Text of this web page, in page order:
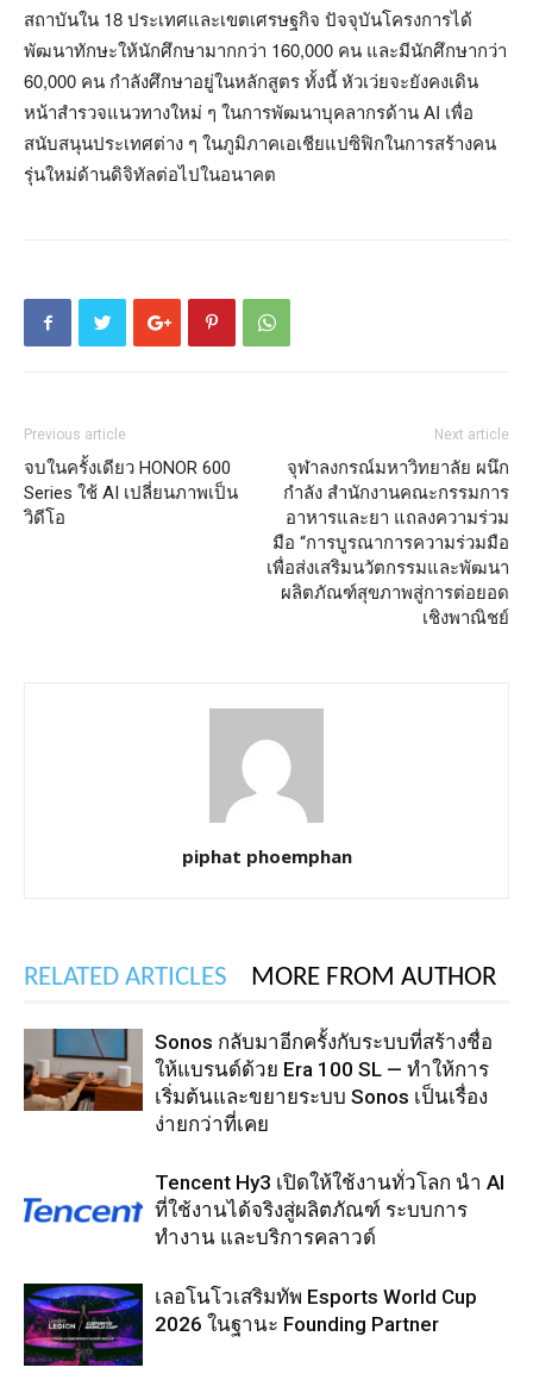
สถาบันใน 18 ประเทศและเขตเศรษฐกิจ ปัจจุบันโครงการได้
พัฒนาทักษะให้นักศึกษามากกว่า 160,000 คน และมีนักศึกษากว่า
60,000 คน กำลังศึกษาอยู่ในหลักสูตร ทั้งนี้ หัวเว่ยจะยังคงเดิน
หน้าสำรวจแนวทางใหม่ ๆ ในการพัฒนาบุคลากรด้าน AI เพื่อ
สนับสนุนประเทศต่าง ๆ ในภูมิภาคเอเชียแปซิฟิกในการสร้างคน
รุ่นใหม่ด้านดิจิทัลต่อไปในอนาคต
Previous article
จบในครั้งเดียว HONOR 600
Series ใช้ AI เปลี่ยนภาพเป็น
วิดีโอ
Next article
จุฬาลงกรณ์มหาวิทยาลัย ผนึก
กำลัง สำนักงานคณะกรรมการ
อาหารและยา แถลงความร่วม
มือ “การบูรณาการความร่วมมือ
เพื่อส่งเสริมนวัตกรรมและพัฒนา
ผลิตภัณฑ์สุขภาพสู่การต่อยอด
เชิงพาณิชย์
piphat phoemphan
RELATED ARTICLES MORE FROM AUTHOR
Sonos กลับมาอีกครั้งกับระบบที่สร้างชื่อ
ให้แบรนด์ด้วย Era 100 SL — ทำให้การ
เริ่มต้นและขยายระบบ Sonos เป็นเรื่อง
ง่ายกว่าที่เคย
Tencent Hy3 เปิดให้ใช้งานทั่วโลก นำ AI
ที่ใช้งานได้จริงสู่ผลิตภัณฑ์ ระบบการ
ทำงาน และบริการคลาวด์
เลอโนโวเสริมทัพ Esports World Cup
2026 ในฐานะ Founding Partner